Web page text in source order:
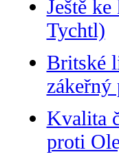
Ještě
Tychtl)
Britské
zákeřný
Kvalita
proti